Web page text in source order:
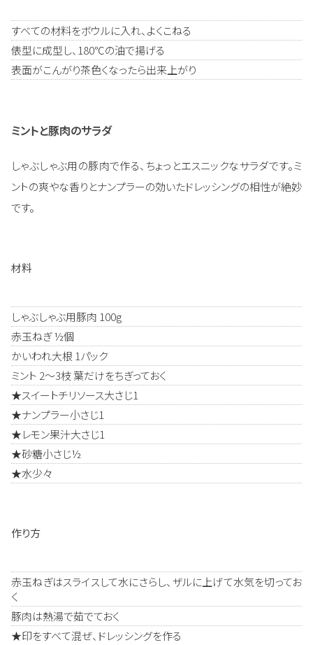
すべての材料をボウルに入れ、よくこねる
俵型に成型し、180℃の油で揚げる
表面がこんがり茶色くなったら出来上がり
ミントと豚肉のサラダ
しゃぶしゃぶ用の豚肉で作る、ちょっとエスニックなサラダです。ミ
ントの爽やな香りとナンプラーの効いたドレッシングの相性が絶妙
です。
材料
しゃぶしゃぶ用豚肉 100g
赤玉ねぎ ½個
かいわれ大根 1パック
ミント 2～3枝 葉だけをちぎっておく
★スイートチリソース大さじ1
★ナンプラー小さじ1
★レモン果汁大さじ1
★砂糖小さじ½
★水少々
作り方
赤玉ねぎはスライスして水にさらし、ザルに上げて水気を切ってお
く
豚肉は熱湯で茹でておく
★印をすべて混ぜ、ドレッシングを作る